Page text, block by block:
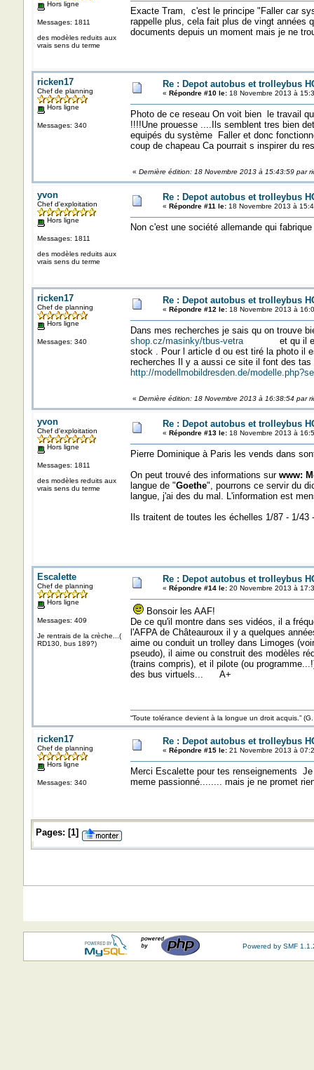
Hors ligne
Messages: 1811
des modèles reduits aux
vrais sens du terme
Exacte Tram, c'est le principe "Faller car
rappelle plus, cela fait plus de vingt années
documents depuis un moment mais je ne
ricken17
Chef de planning
Hors ligne
Messages: 340
Re : Depot autobus et trolleybus
« Répondre #10 le:18 Novembre 2013 à
Photo de ce reseau On voit bien le travail
!!!!Une prouesse ....Ils semblent tres bien
equipés du système Faller et donc
coup de chapeau Ca pourrait s inspirer du
« Dernière édition: 18 Novembre 2013 à 15:43:59 par
yvon
Chef d'exploitation
Hors ligne
Messages: 1811
des modèles reduits aux
vrais sens du terme
Re : Depot autobus et trolleybus
« Répondre #11 le:18 Novembre 2013 à
Non c'est une société allemande qui
ricken17
Chef de planning
Hors ligne
Messages: 340
Re : Depot autobus et trolleybus
« Répondre #12 le:18 Novembre 2013 à
Dans mes recherches je sais
shop.cz/masinky/tbus-vetraet qu il est en
stock . Pour l article d ou est tiré la photo il
recherches Il y a aussi ce site il font des
http://modellmobildresden.de/
« Dernière édition: 18 Novembre 2013 à 16:38:54 par
yvon
Chef d'exploitation
Hors ligne
Messages: 1811
des modèles reduits aux
vrais sens du terme
Re : Depot autobus et trolleybus
« Répondre #13 le:18 Novembre 2013 à
Pierre Dominique à Paris les vends dans
On peut trouvé des informations sur www:
langue de "Goethe", pourrons ce servir du
langue, j'ai des du mal. L'information est
Ils traitent de toutes les échelles 1/87 - 1/
Escalette
Chef de planning
Hors ligne
Messages: 409
Je rentrais de la crèche...(
RD130, bus 189?)
Re : Depot autobus et trolleybus
« Répondre #14 le:20 Novembre 2013 à
Bonsoir les AAF!
De ce qu'il montre dans ses vidéos, il a
l'AFPA de Châteauroux il y a quelques
aime ou conduit un trolley dans Limoges
pseudo), il aime ou construit des modèles
(trains compris), et il pilote (ou
des bus virtuels... A+
“Toute tolérance devient à la longue un droit acquis.”
ricken17
Chef de planning
Hors ligne
Messages: 340
Re : Depot autobus et trolleybus
« Répondre #15 le:21 Novembre 2013 à
Merci Escalette pour tes renseignements
meme passionné........ mais je ne promet
Pages: [1]
Powered by SMF